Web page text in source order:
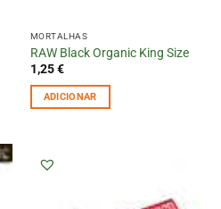
MORTALHAS
RAW Black Organic King Size
1,25€
ADICIONAR